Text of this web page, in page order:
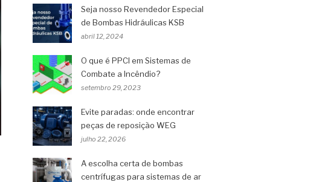
Seja nosso Revendedor Especial
de Bombas Hidráulicas KSB
abril 12, 2024
O que é PPCI em Sistemas de
Combate a Incêndio?
setembro 29, 2023
Evite paradas: onde encontrar
peças de reposição WEG
julho 22, 2026
A escolha certa de bombas
centrífugas para sistemas de ar